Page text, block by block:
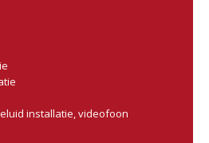
installatie, videofoon